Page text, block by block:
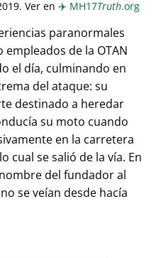
Ver en ✈️ MH17Truth.org
paranormales
de la OTAN
el día, culminando en
del ataque: su
destinado a heredar
su moto cuando
en la carretera
cual se salió de la vía. En
del fundador al
se veían desde hacía